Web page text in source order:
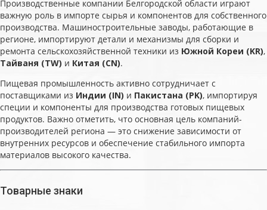
Производственные компании Белгородской области играют
важную роль в импорте сырья и компонентов для собственного
производства. Машиностроительные заводы, работающие в
регионе, импортируют детали и механизмы для сборки и
ремонта сельскохозяйственной техники из Южной Кореи (KR),
Тайваня (TW) и Китая (CN).
Пищевая промышленность активно сотрудничает с
поставщиками из Индии (IN) и Пакистана (PK), импортируя
специи и компоненты для производства готовых пищевых
продуктов. Важно отметить, что основная цель компаний-
производителей региона — это снижение зависимости от
внутренних ресурсов и обеспечение стабильного импорта
материалов высокого качества.
Товарные знаки